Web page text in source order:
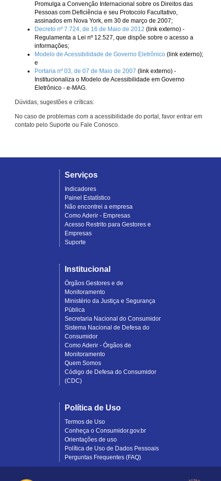
Promulga a Convenção Internacional sobre os Direitos das
Pessoas com Deficiência e seu Protocolo Facultativo,
assinados em Nova York, em 30 de março de 2007;
Decreto nº 7.724, de 16 de Maio de 2012 (link externo) -
Regulamenta a Lei nº 12.527, que dispõe sobre o acesso a
informações;
Modelo de Acessibilidade de Governo Eletrônico (link externo);
e
Portaria nº 03, de 07 de Maio de 2007 (link externo) -
Institucionaliza o Modelo de Acessibilidade em Governo
Eletrônico - e-MAG.
Dúvidas, sugestões e críticas:
No caso de problemas com a acessibilidade do portal, favor entrar em
contato pelo Suporte ou Fale Conosco.
Serviços
Indicadores
Painel Estatístico
Não encontrei a empresa
Como Aderir - Empresas
Acesso Restrito para Gestores e
Empresas
Suporte
Institucional
Órgãos Gestores e de
Monitoramento
Ministério da Justiça e Segurança
Pública
Secretaria Nacional do Consumidor
Sistema Nacional de Defesa do
Consumidor
Como Aderir - Órgãos de
Monitoramento
Quem Somos
Código de Defesa do Consumidor
(CDC)
Política de Uso
Termos de Uso
Conheça o Consumidor.gov.br
Orientações de uso
Política de Uso de Dados Pessoais
Perguntas Frequentes (FAQ)